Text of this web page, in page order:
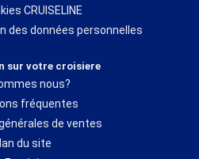
CRUISELINE
des données personnelles
sur votre croisiere
nous?
fréquentes
de ventes
du site